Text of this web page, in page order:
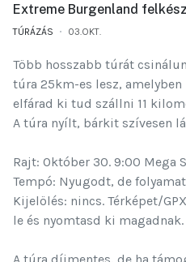
Extreme Burgenland
TÚRÁZÁS 03.OKT.
Több hosszabb túrát
túra 25km-es lesz,
elfárad ki tud szállni 11
A túra nyílt, bárkit szívesen
Rajt: Október 30. 9:00 Mega
Tempó: Nyugodt, de
Kijelölés: nincs. Térképet/
le és nyomtasd ki magadnak.
A túra díjmentes, de ha